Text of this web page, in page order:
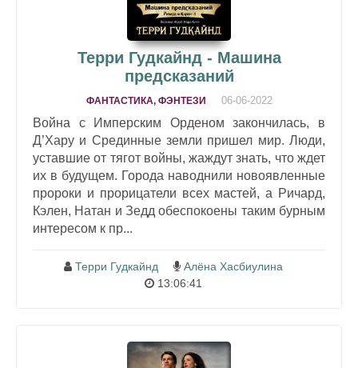
Терри Гудкайнд - Машина
предсказаний
ФАНТАСТИКА, ФЭНТЕЗИ 06-06-2022
Война с Имперским Орденом закончилась, в
Д’Хару и Срединные земли пришел мир. Люди,
уставшие от тягот войны, жаждут знать, что ждет
их в будущем. Города наводнили новоявленные
пророки и прорицатели всех мастей, а Ричард,
Кэлен, Натан и Зедд обеспокоены таким бурным
интересом к пр...
Терри Гудкайнд
Алёна Хасбиулина
13:06:41